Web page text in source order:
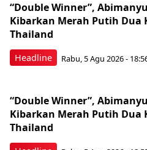
Headline
“Double Winner”,
Kibarkan Merah Putih Dua
Thailand
Rabu, 5 Agu 2026 -
“Double Winner”,
Kibarkan Merah Putih Dua
Thailand